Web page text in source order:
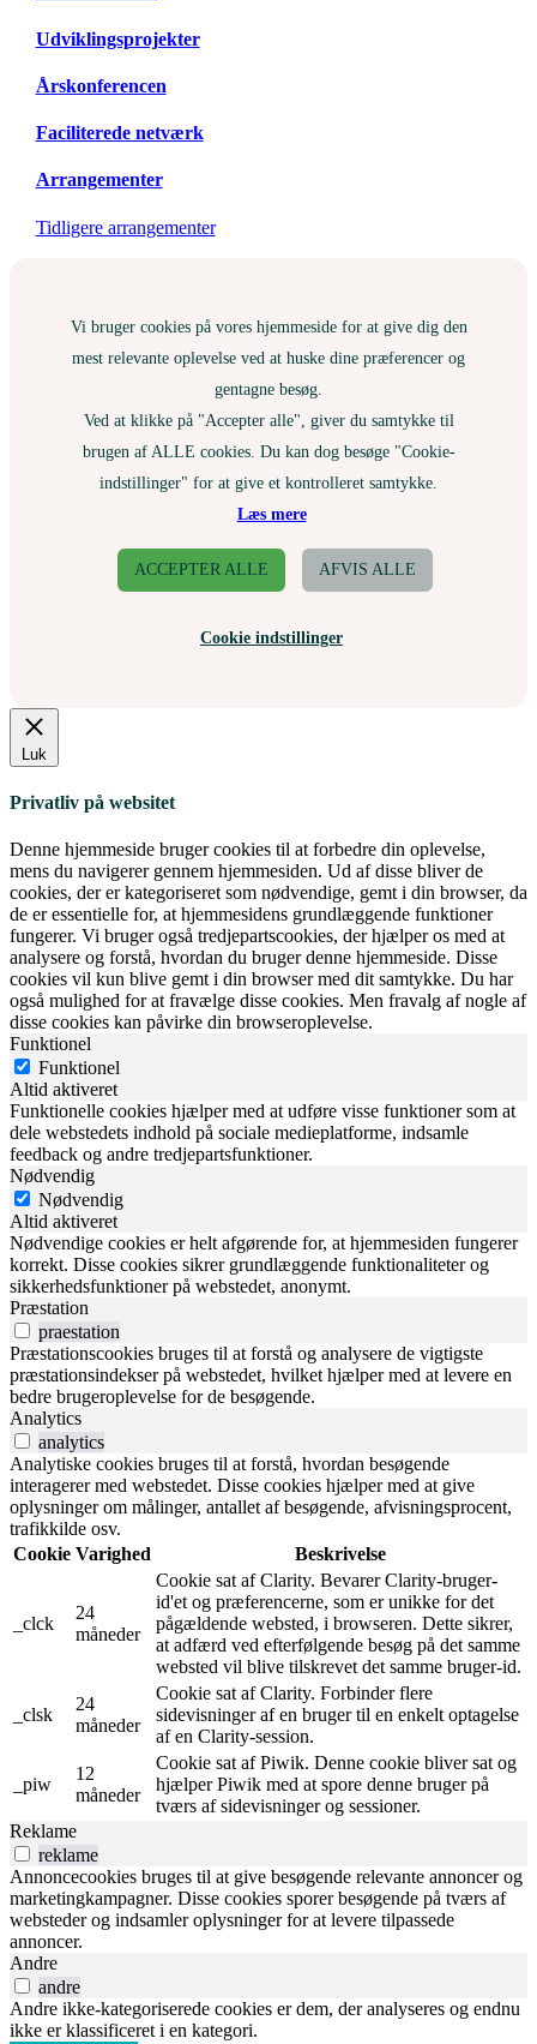
Udviklingsprojekter
Årskonferencen
Faciliterede netværk
Arrangementer
Tidligere arrangementer
Vi bruger cookies på vores hjemmeside for at give dig den
mest relevante oplevelse ved at huske dine præferencer og
gentagne besøg.
Ved at klikke på "Accepter alle", giver du samtykke til
brugen af ALLE cookies. Du kan dog besøge "Cookie-
indstillinger" for at give et kontrolleret samtykke.
Læs mere
ACCEPTER ALLE AFVIS ALLE
Cookie indstillinger
Luk
Privatliv på websitet
Denne hjemmeside bruger cookies til at forbedre din oplevelse,
mens du navigerer gennem hjemmesiden. Ud af disse bliver de
cookies, der er kategoriseret som nødvendige, gemt i din browser, da
de er essentielle for, at hjemmesidens grundlæggende funktioner
fungerer. Vi bruger også tredjepartscookies, der hjælper os med at
analysere og forstå, hvordan du bruger denne hjemmeside. Disse
cookies vil kun blive gemt i din browser med dit samtykke. Du har
også mulighed for at fravælge disse cookies. Men fravalg af nogle af
disse cookies kan påvirke din browseroplevelse.
Funktionel
Funktionel
Altid aktiveret
Funktionelle cookies hjælper med at udføre visse funktioner som at
dele webstedets indhold på sociale medieplatforme, indsamle
feedback og andre tredjepartsfunktioner.
Nødvendig
Nødvendig
Altid aktiveret
Nødvendige cookies er helt afgørende for, at hjemmesiden fungerer
korrekt. Disse cookies sikrer grundlæggende funktionaliteter og
sikkerhedsfunktioner på webstedet, anonymt.
Præstation
praestation
Præstationscookies bruges til at forstå og analysere de vigtigste
præstationsindekser på webstedet, hvilket hjælper med at levere en
bedre brugeroplevelse for de besøgende.
Analytics
analytics
Analytiske cookies bruges til at forstå, hvordan besøgende
interagerer med webstedet. Disse cookies hjælper med at give
oplysninger om målinger, antallet af besøgende, afvisningsprocent,
trafikkilde osv.
Cookie Varighed Beskrivelse
_clck
24
måneder
Cookie sat af Clarity. Bevarer Clarity-bruger-
id'et og præferencerne, som er unikke for det
pågældende websted, i browseren. Dette sikrer,
at adfærd ved efterfølgende besøg på det samme
websted vil blive tilskrevet det samme bruger-id.
_clsk
24
måneder
Cookie sat af Clarity. Forbinder flere
sidevisninger af en bruger til en enkelt optagelse
af en Clarity-session.
_piw
12
måneder
Cookie sat af Piwik. Denne cookie bliver sat og
hjælper Piwik med at spore denne bruger på
tværs af sidevisninger og sessioner.
Reklame
reklame
Annoncecookies bruges til at give besøgende relevante annoncer og
marketingkampagner. Disse cookies sporer besøgende på tværs af
websteder og indsamler oplysninger for at levere tilpassede
annoncer.
Andre
andre
Andre ikke-kategoriserede cookies er dem, der analyseres og endnu
ikke er klassificeret i en kategori.